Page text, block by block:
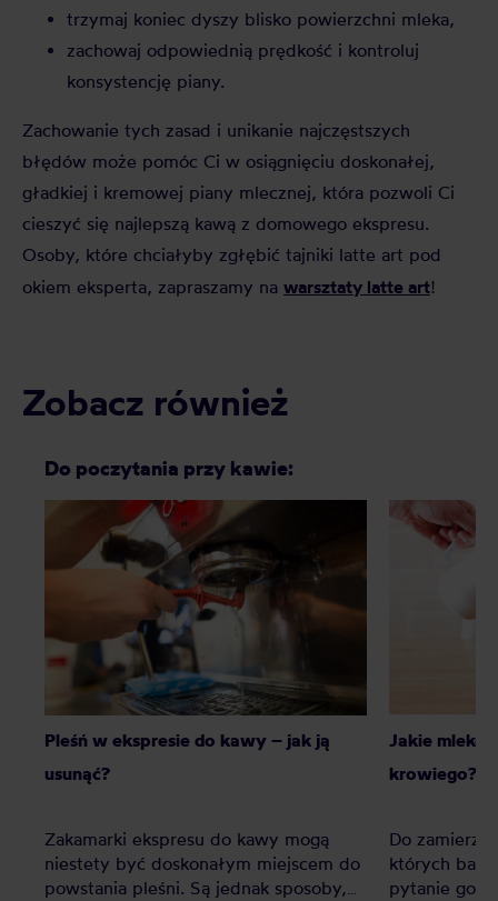
trzymaj koniec dyszy blisko powierzchni mleka,
zachowaj odpowiednią prędkość i kontroluj
konsystencję piany.
Zachowanie tych zasad i unikanie najczęstszych
błędów może pomóc Ci w osiągnięciu doskonałej,
gładkiej i kremowej piany mlecznej, która pozwoli Ci
cieszyć się najlepszą kawą z domowego ekspresu.
Osoby, które chciałyby zgłębić tajniki latte art pod
okiem eksperta, zapraszamy na warsztaty latte art!
Zobacz również
Do poczytania przy kawie:
Pleśń w ekspresie do kawy – jak ją
usunąć?
Zakamarki ekspresu do kawy mogą
niestety być doskonałym miejscem do
powstania pleśni. Są jednak sposoby,
Jakie mleko
krowiego?
Do
których
pytanie